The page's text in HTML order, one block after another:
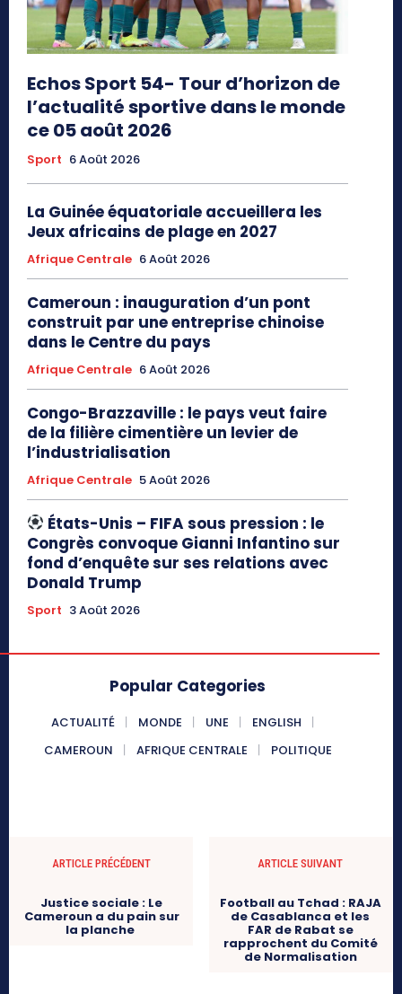
Echos Sport 54- Tour d’horizon de
l’actualité sportive dans le monde
ce 05 août 2026
Sport 6 Août 2026
La Guinée équatoriale accueillera les
Jeux africains de plage en 2027
Afrique Centrale 6 Août 2026
Cameroun : inauguration d’un pont
construit par une entreprise chinoise
dans le Centre du pays
Afrique Centrale 6 Août 2026
Congo-Brazzaville : le pays veut faire
de la filière cimentière un levier de
l’industrialisation
Afrique Centrale 5 Août 2026
États-Unis – FIFA sous pression : le
Congrès convoque Gianni Infantino sur
fond d’enquête sur ses relations avec
Donald Trump
Sport 3 Août 2026
Popular Categories
ACTUALITÉ MONDE UNE
ENGLISH
CAMEROUN
AFRIQUE CENTRALE POLITIQUE
ARTICLE PRÉCÉDENT
Justice sociale : Le
Cameroun a du pain sur
la planche
ARTICLE SUIVANT
Football au Tchad : RAJA
de Casablanca et les
FAR de Rabat se
rapprochent du Comité
de Normalisation